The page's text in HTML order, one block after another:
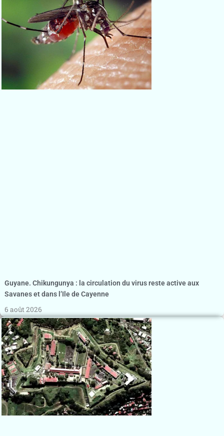
Guyane. Chikungunya : la circulation du virus reste active aux
Savanes et dans l’Ile de Cayenne
6 août 2026